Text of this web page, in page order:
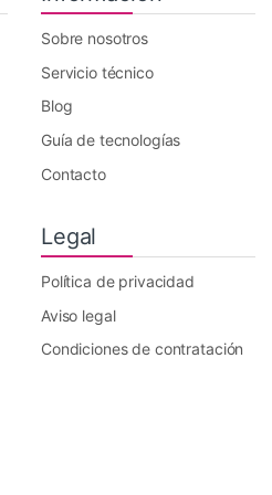
Sobre nosotros
Servicio técnico
Blog
Guía de tecnologías
Contacto
Legal
Política de privacidad
Aviso legal
Condiciones de contratación